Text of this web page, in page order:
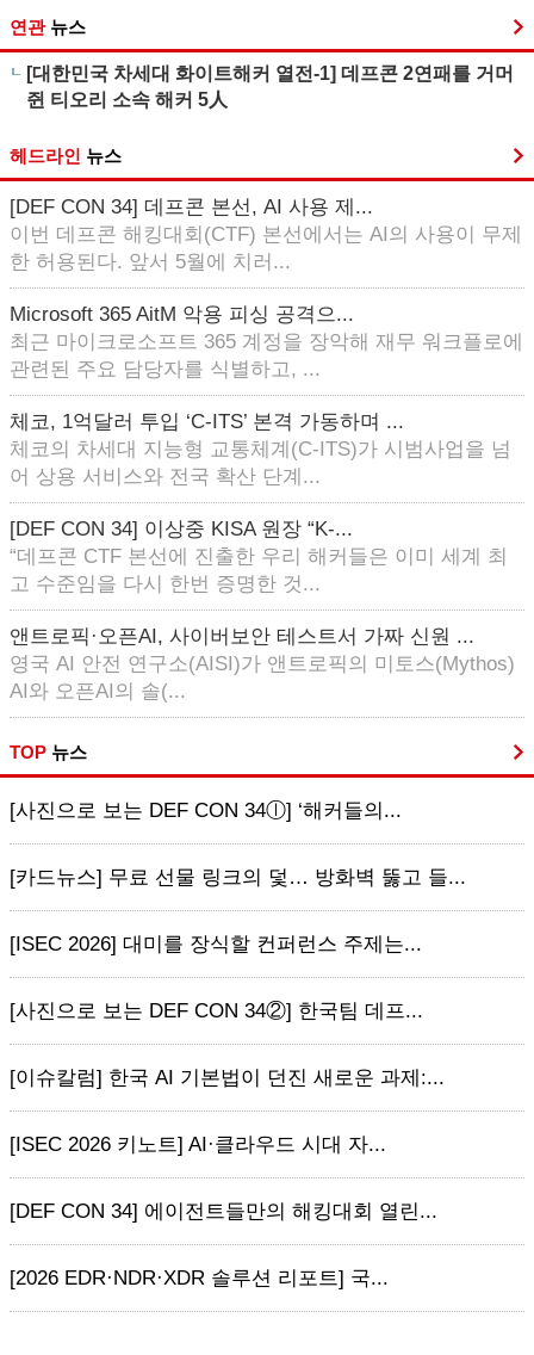
연관 뉴스
[대한민국 차세대 화이트해커 열전-1] 데프콘 2연패를 거머
쥔 티오리 소속 해커 5人
헤드라인 뉴스
[DEF CON 34] 데프콘 본선, AI 사용 제...
이번 데프콘 해킹대회(CTF) 본선에서는 AI의 사용이 무제
한 허용된다. 앞서 5월에 치러...
Microsoft 365 AitM 악용 피싱 공격으...
최근 마이크로소프트 365 계정을 장악해 재무 워크플로에
관련된 주요 담당자를 식별하고, ...
체코, 1억달러 투입 ‘C-ITS’ 본격 가동하며 ...
체코의 차세대 지능형 교통체계(C-ITS)가 시범사업을 넘
어 상용 서비스와 전국 확산 단계...
[DEF CON 34] 이상중 KISA 원장 “K-...
“데프콘 CTF 본선에 진출한 우리 해커들은 이미 세계 최
고 수준임을 다시 한번 증명한 것...
앤트로픽·오픈AI, 사이버보안 테스트서 가짜 신원 ...
영국 AI 안전 연구소(AISI)가 앤트로픽의 미토스(Mythos)
AI와 오픈AI의 솔(...
TOP 뉴스
[사진으로 보는 DEF CON 34ⓛ] ‘해커들의...
[카드뉴스] 무료 선물 링크의 덫… 방화벽 뚫고 들...
[ISEC 2026] 대미를 장식할 컨퍼런스 주제는...
[사진으로 보는 DEF CON 34②] 한국팀 데프...
[이슈칼럼] 한국 AI 기본법이 던진 새로운 과제:...
[ISEC 2026 키노트] AI·클라우드 시대 자...
[DEF CON 34] 에이전트들만의 해킹대회 열린...
[2026 EDR·NDR·XDR 솔루션 리포트] 국...